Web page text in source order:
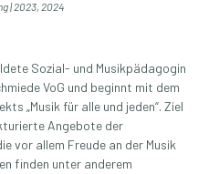
|2023, 2024
Sozial- und Musikpädagogin
VoG und beginnt mit dem
„Musik für alle und jeden“. Ziel
Angebote der
vor allem Freude an der Musik
finden unter anderem